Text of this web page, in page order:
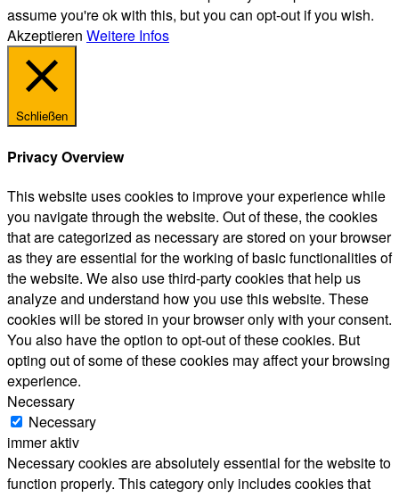
assume you're ok with this, but you can opt-out if you wish.
Akzeptieren Weitere Infos
Schließen
Privacy Overview
This website uses cookies to improve your experience while
you navigate through the website. Out of these, the cookies
that are categorized as necessary are stored on your browser
as they are essential for the working of basic functionalities of
the website. We also use third-party cookies that help us
analyze and understand how you use this website. These
cookies will be stored in your browser only with your consent.
You also have the option to opt-out of these cookies. But
opting out of some of these cookies may affect your browsing
experience.
Necessary
Necessary
immer aktiv
Necessary cookies are absolutely essential for the website to
function properly. This category only includes cookies that